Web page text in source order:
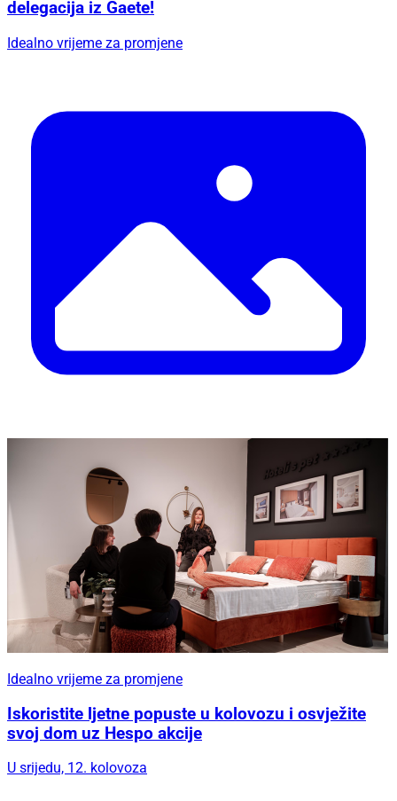
delegacija iz Gaete!
Idealno vrijeme za promjene
Idealno vrijeme za promjene
Iskoristite ljetne popuste u kolovozu i osvježite
svoj dom uz Hespo akcije
U srijedu, 12. kolovoza